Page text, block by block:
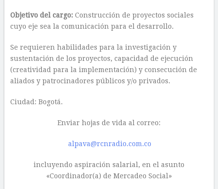
Objetivo del cargo:Construcción de proyectos sociales
cuyo eje sea la comunicación para el desarrollo.
Se requieren habilidades para la investigación y
sustentación de los proyectos, capacidad de ejecución
(creatividad para la implementación) y consecución de
aliados y patrocinadores públicos y/o privados.
Ciudad: Bogotá.
Enviar hojas de vida al correo:
alpava@rcnradio.com.co
incluyendo aspiración salarial, en el asunto
«Coordinador(a) de Mercadeo Social»